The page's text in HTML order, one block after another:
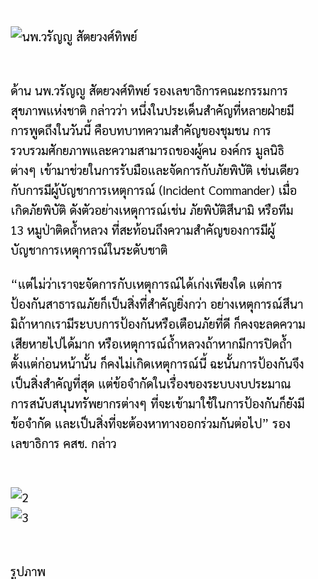
ด้าน นพ.วรัญญู สัตยวงศ์ทิพย์ รองเลขาธิการคณะกรรมการ
สุขภาพแห่งชาติ กล่าวว่า หนึ่งในประเด็นสำคัญที่หลายฝ่ายมี
การพูดถึงในวันนี้ คือบทบาทความสำคัญของชุมชน การ
รวบรวมศักยภาพและความสามารถของผู้คน องค์กร มูลนิธิ
ต่างๆ เข้ามาช่วยในการรับมือและจัดการกับภัยพิบัติ เช่นเดียว
กับการมีผู้บัญชาการเหตุการณ์ (Incident Commander) เมื่อ
เกิดภัยพิบัติ ดังตัวอย่างเหตุการณ์เช่น ภัยพิบัติสึนามิ หรือทีม
13 หมูป่าติดถ้ำหลวง ที่สะท้อนถึงความสำคัญของการมีผู้
บัญชาการเหตุการณ์ในระดับชาติ
“แต่ไม่ว่าเราจะจัดการกับเหตุการณ์ได้เก่งเพียงใด แต่การ
ป้องกันสาธารณภัยก็เป็นสิ่งที่สำคัญยิ่งกว่า อย่างเหตุการณ์สึนา
มิถ้าหากเรามีระบบการป้องกันหรือเตือนภัยที่ดี ก็คงจะลดความ
เสียหายไปได้มาก หรือเหตุการณ์ถ้ำหลวงถ้าหากมีการปิดถ้ำ
ตั้งแต่ก่อนหน้านั้น ก็คงไม่เกิดเหตุการณ์นี้ ฉะนั้นการป้องกันจึง
เป็นสิ่งสำคัญที่สุด แต่ข้อจำกัดในเรื่องของระบบงบประมาณ
การสนับสนุนทรัพยากรต่างๆ ที่จะเข้ามาใช้ในการป้องกันก็ยังมี
ข้อจำกัด และเป็นสิ่งที่จะต้องหาทางออกร่วมกันต่อไป” รอง
เลขาธิการ คสช. กล่าว
รูปภาพ